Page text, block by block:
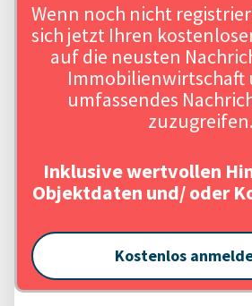
Wenn noch nicht
sich jetzt Ihren
auf die neusten
Immobilienwirtschaft
umfassendes
zuzugreifen.
Inklusive wertvollen
Objektdaten und/ oder
Kostenlos